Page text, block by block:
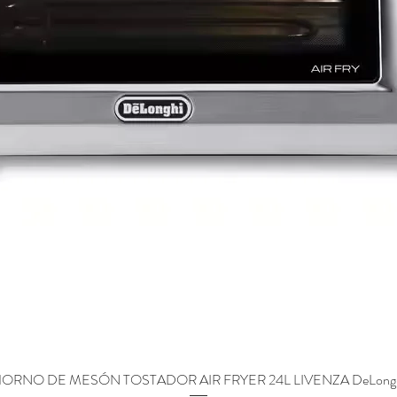
Vista rápida
DE MESÓN TOSTADOR AIR FRYER 24L LIVENZA